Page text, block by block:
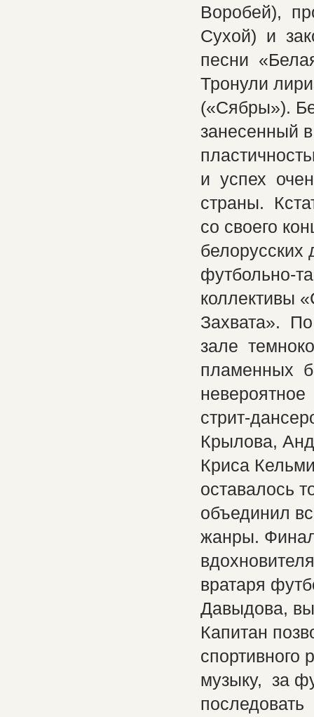
Воробей),
Сухой) и
песни
Тронули
(«Сябры»).
занесенный
и успех
страны.
со своего
белорусских
футбольно-
коллективы
Захвата».
зале
пламенных
невероятное
стрит-
Крылова,
Криса
оставалось
объединил
жанры.
вратаря
Давыдова,
Капитан
музыку, за